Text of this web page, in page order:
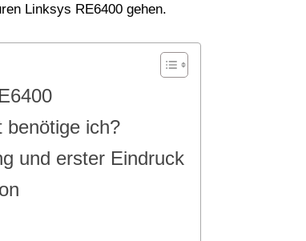
Linksys RE6400 gehen.
benötige ich?
und erster Eindruck